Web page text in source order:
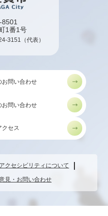
1番1号
3151 （代表）
お問い合わせ
お問い合わせ
クセス
アクセシビリティについて
見・お問い合わせ